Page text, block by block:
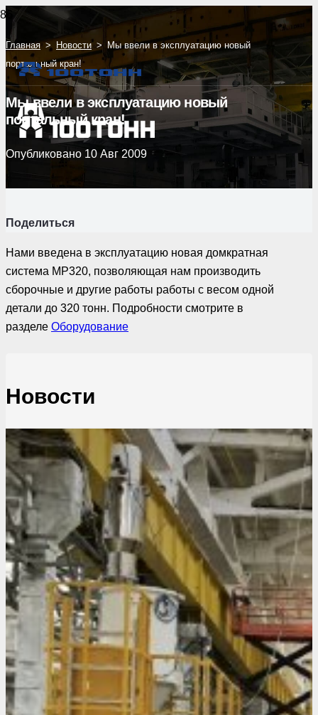
Главная > Новости >
Мы ввели в эксплуатацию новый
портальный кран!
Мы ввели в эксплуатацию новый
портальный кран!
Опубликовано 10 Авг 2009
Поделиться
Нами введена в эксплуатацию новая домкратная
система MР320, позволяющая нам производить
сборочные и другие работы работы с весом одной
детали до 320 тонн. Подробности смотрите в
разделе Оборудование
Новости